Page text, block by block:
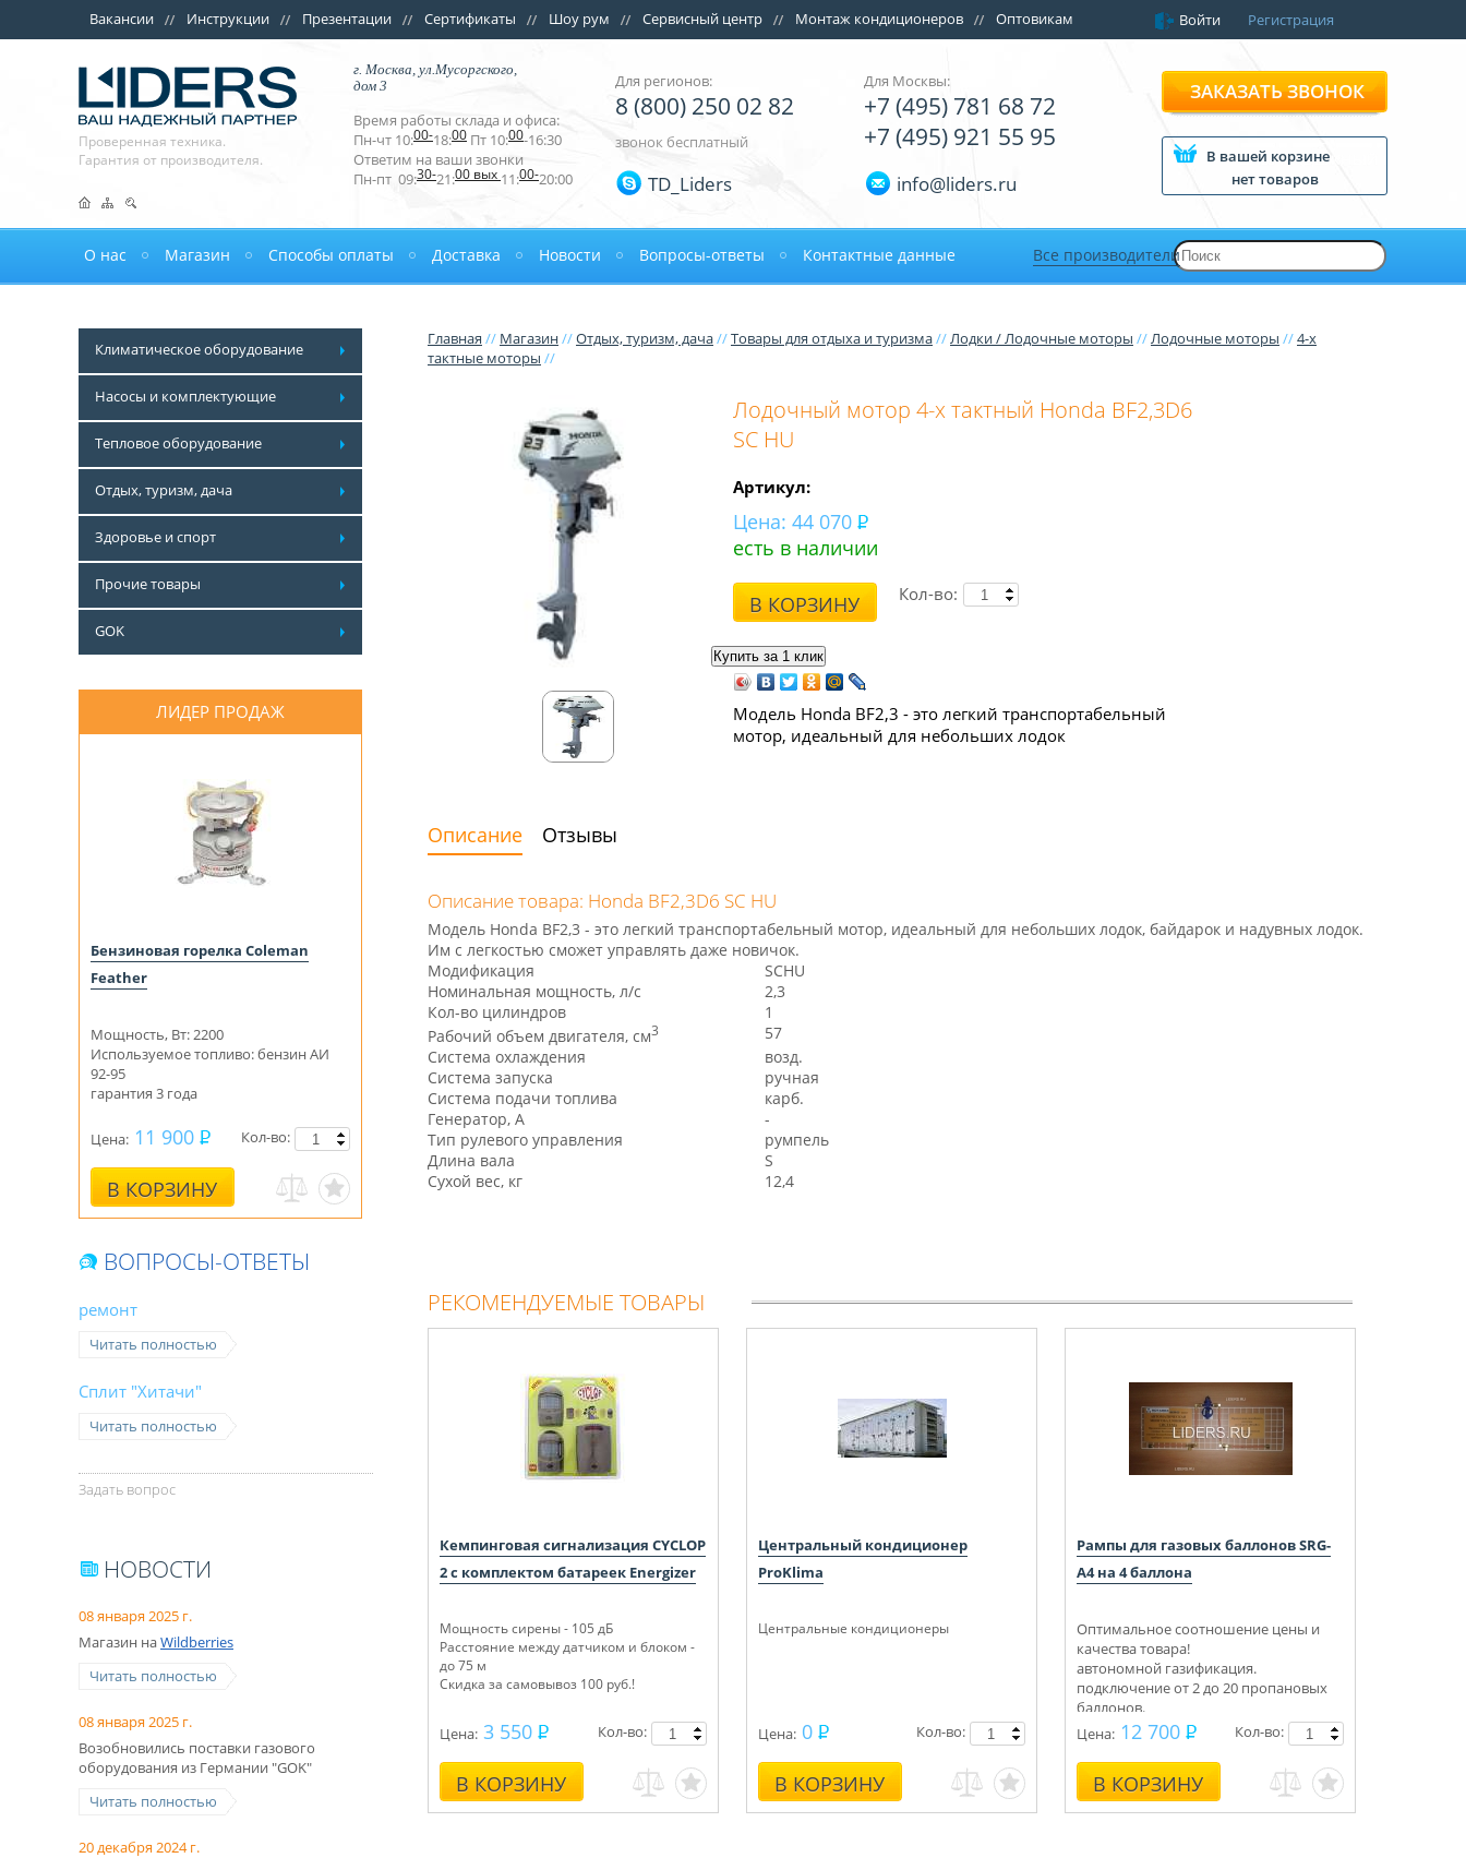
Вакансии Инструкции Презентации Сертификаты Шоу рум Сервисный центр Монтаж кондиционеров Оптовикам Войти Регистрация
Проверенная техника.
Гарантия от производителя.
г. Москва, ул.Мусоргского,
дом 3
Время работы склада и офиса:
Пн-чт 10:00-18:00 Пт 10:00-16:30
Ответим на ваши звонки
Пн-пт 09:30-21:00 вых 11:00-20:00
Для регионов:
8 (800) 250 02 82
звонок бесплатный
TD_Liders
Для Москвы:
+7 (495) 781 68 72
+7 (495) 921 55 95
info@liders.ru
ЗАКАЗАТЬ ЗВОНОК
В вашей корзине
нет товаров
О нас Магазин Способы оплаты Доставка Новости Вопросы-ответы Контактные данные Все производители
Климатическое оборудование
Насосы и комплектующие
Тепловое оборудование
Отдых, туризм, дача
Здоровье и спорт
Прочие товары
GOK
ЛИДЕР ПРОДАЖ
Бензиновая горелка Coleman
Feather
Мощность, Вт: 2200
Используемое топливо: бензин АИ
92-95
гарантия 3 года
Цена: 11 900
В КОРЗИНУ
Кол-во:
ВОПРОСЫ-ОТВЕТЫ
ремонт
Читать полностью
Сплит "Хитачи"
Читать полностью
Задать вопрос
НОВОСТИ
08 января 2025 г.
Магазин наWildberries
Читать полностью
08 января 2025 г.
Возобновились поставки газового
оборудования из Германии "GOK"
Читать полностью
20 декабря 2024 г.
Главная // Магазин//Отдых, туризм, дача//Товары для отдыха и туризма//Лодки / Лодочные моторы //Лодочные моторы //4-х
тактные моторы //
Лодочный мотор 4-х тактный Honda BF2,3D6
SC HU
Артикул:
Цена: 44 070
есть в наличии
В КОРЗИНУ Кол-во:
Модель Honda BF2,3 - это легкий транспортабельный
мотор, идеальный для небольших лодок
Описание Отзывы
Описание товара: Honda BF2,3D6 SC HU
Модель Honda BF2,3 - это легкий транспортабельный мотор, идеальный для небольших лодок, байдарок и надувных лодок.
Им с легкостью сможет управлять даже новичок.
Модификация
SCHU
Номинальная мощность, л/с
2,3
Кол-во цилиндров
1
Рабочий объем двигателя, см3
57
Система охлаждения
возд.
Система запуска
ручная
Система подачи топлива
карб.
Генератор, A
-
Тип рулевого управления
румпель
Длина вала
S
Сухой вес, кг
12,4
РЕКОМЕНДУЕМЫЕ ТОВАРЫ
Кемпинговая сигнализация CYCLOP
2 с комплектом батареек Energizer
Мощность сирены - 105 дБ
Расстояние между датчиком и блоком -
до 75 м
Скидка за самовывоз 100 руб.!
Цена: 3 550
В КОРЗИНУ
Кол-во:
Центральный кондиционер
ProKlima
Центральные кондиционеры
Цена: 0
В КОРЗИНУ
Кол-во:
Рампы для газовых баллонов SRG-
А4 на 4 баллона
Оптимальное соотношение цены и
качества товара!
автономной газификация.
подключение от 2 до 20 пропановых
баллонов.
Укомплектуем под ключ.
Консультации, монтаж.
Цена: 12 700
В КОРЗИНУ
Кол-во: